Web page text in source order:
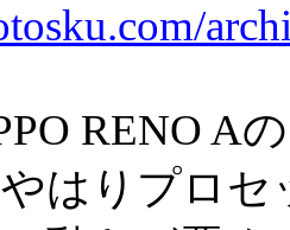
RENO A
はりプロ